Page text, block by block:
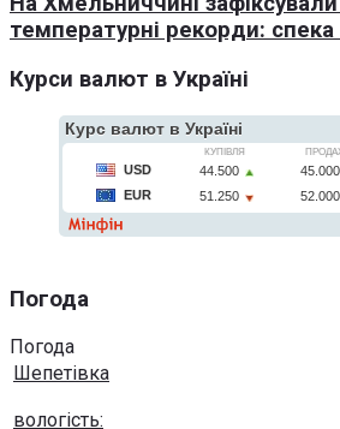
температурні рекорди: спека
Курси валют в Україні
Погода
Погода
Шепетівка
вологість: